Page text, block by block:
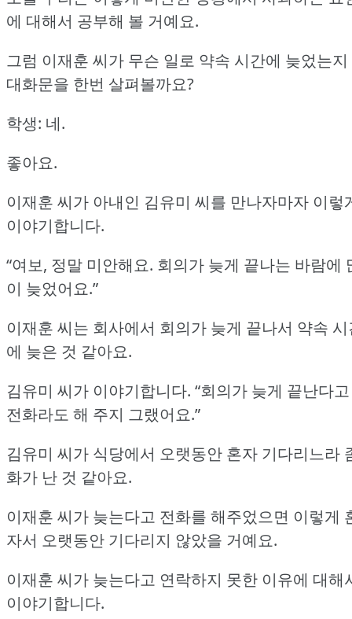
에 대해서 공부해 볼 거예요.
그럼 이재훈 씨가 무슨 일로 약속 시간에 늦었는지
대화문을 한번 살펴볼까요?
학생: 네.
좋아요.
이재훈 씨가 아내인 김유미 씨를 만나자마자 이렇
이야기합니다.
“여보, 정말 미안해요. 회의가 늦게 끝나는 바람에
이 늦었어요.”
이재훈 씨는 회사에서 회의가 늦게 끝나서 약속
에 늦은 것 같아요.
김유미 씨가 이야기합니다. “회의가 늦게 끝난다고
전화라도 해 주지 그랬어요.”
김유미 씨가 식당에서 오랫동안 혼자 기다리느라
화가 난 것 같아요.
이재훈 씨가 늦는다고 전화를 해주었으면 이렇게
자서 오랫동안 기다리지 않았을 거예요.
이재훈 씨가 늦는다고 연락하지 못한 이유에 대해
이야기합니다.